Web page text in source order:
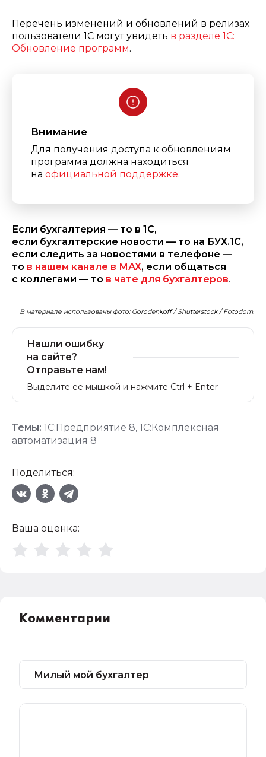
Перечень изменений и обновлений в релизах
пользователи 1С могут увидеть в разделе 1С:
Обновление программ.
Внимание
Для получения доступа к обновлениям
программа должна находиться
на официальной поддержке.
Если бухгалтерия — то в 1С,
если бухгалтерские новости — то на БУХ.1С,
если следить за новостями в телефоне —
то в нашем канале в МАХ, если общаться
с коллегами — то в чате для бухгалтеров.
В материале использованы фото: Gorodenkoff / Shutterstock / Fotodom.
Нашли ошибку
на сайте?
Отправьте нам!
Выделите ее мышкой и нажмите Ctrl + Enter
Темы: 1С:Предприятие 8, 1С:Комплексная
автоматизация 8
Поделиться:
Ваша оценка:
Комментарии